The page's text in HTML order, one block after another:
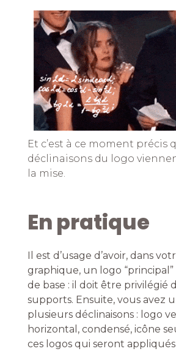
Et c’est à ce moment précis
déclinaisons du logo
la mise.
En pratique
Il est d’usage d’avoir, dans
graphique, un logo
de base : il doit être privilégié
supports. Ensuite, vous avez
plusieurs déclinaisons : logo
horizontal, condensé, icône
ces logos qui seront